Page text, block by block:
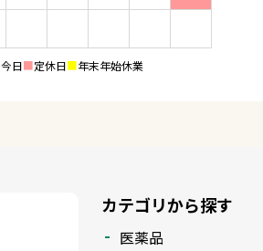
今日■定休日■年末年始休業
カテゴリから探す
医薬品